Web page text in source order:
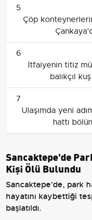
5
Çöp
6
İtfaiyenin titiz
balıkçıl
7
Ulaşımda yeni
hattı
Sancaktepe'de
Kişi Ölü Bulundu
Sancaktepe'de, park
hayatını kaybettiği
başlatıldı.